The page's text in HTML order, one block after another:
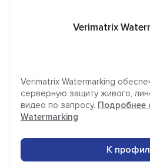
Verimatrix
Verimatrix Watermarking
серверную защиту живого,
видео по запросу. Подробнее
Watermarking
К